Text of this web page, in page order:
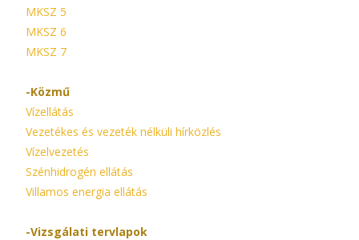
MKSZ 5
MKSZ 6
MKSZ 7
-Közmű
Vízellátás
Vezetékes és vezeték nélküli hírközlés
Vízelvezetés
Szénhidrogén ellátás
Villamos energia ellátás
-Vizsgálati tervlapok